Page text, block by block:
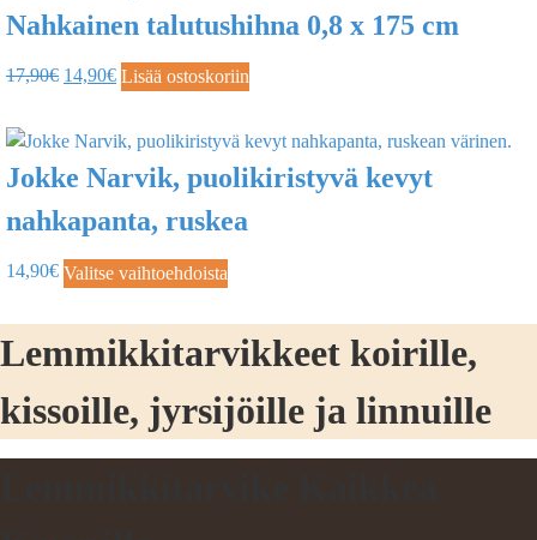
Nahkainen talutushihna 0,8 x 175 cm
17,90€ 14,90€ Lisää ostoskoriin
Jokke Narvik, puolikiristyvä kevyt
nahkapanta, ruskea
14,90€ Valitse vaihtoehdoista
Lemmikkitarvikkeet koirille,
kissoille, jyrsijöille ja linnuille